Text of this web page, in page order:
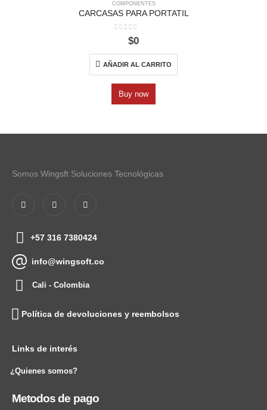
COMPONENTES
CARCASAS PARA PORTATIL
out of 5
$0
AÑADIR AL CARRITO
Buy now
Somos Wingsft Soluciones Tecnológicas
+57 316 7380424
info@wingsoft.co
Cali - Colombia
Política de devoluciones y reembolsos
Links de interés
¿Quienes somos?
Metodos de pago